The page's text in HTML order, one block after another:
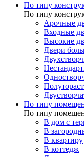
По типу
По типу
Арочные
Входные
Высокие
Двери
По типу
По типу
В дом с
В
В квартиру
В коттедж